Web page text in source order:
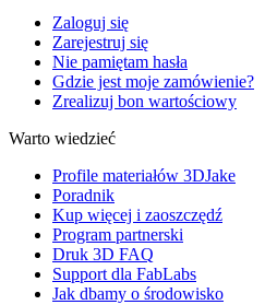
Zaloguj się
Zarejestruj się
Nie pamiętam hasła
Gdzie jest moje zamówienie?
Zrealizuj bon wartościowy
Warto wiedzieć
Profile materiałów 3DJake
Poradnik
Kup więcej i zaoszczędź
Program partnerski
Druk 3D FAQ
Support dla FabLabs
Jak dbamy o środowisko